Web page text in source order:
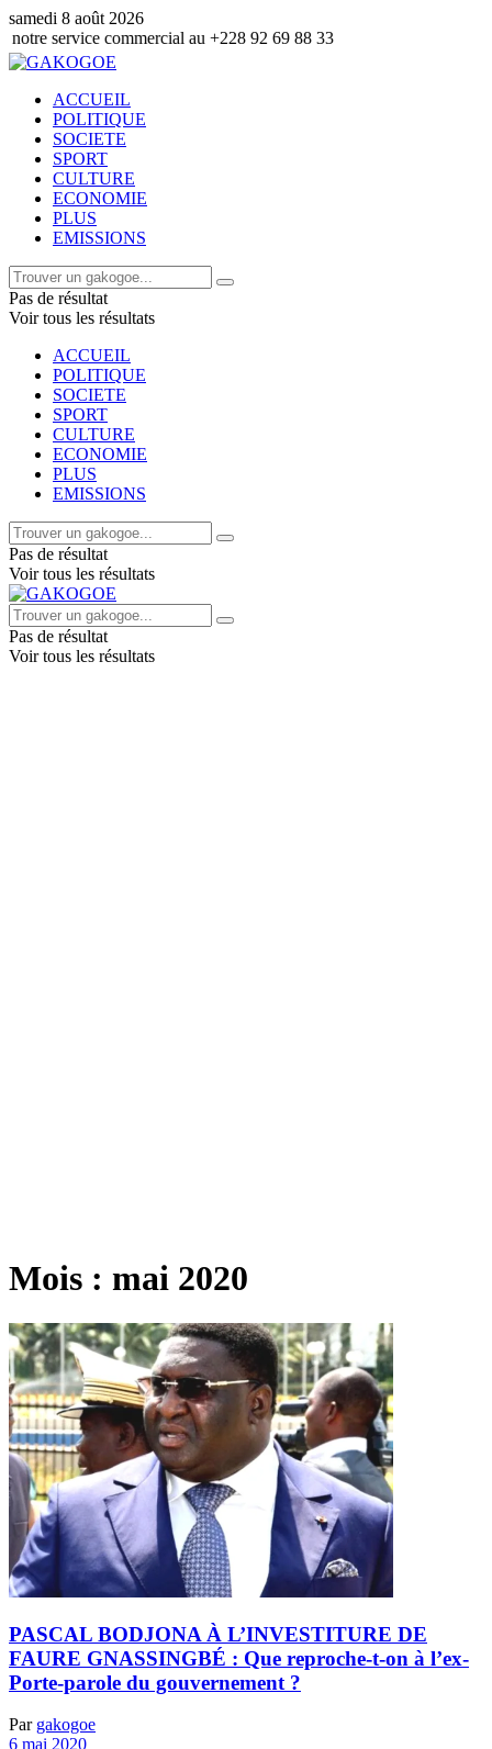
samedi 8 août 2026
au +228 92 69 88 33
ACCUEIL
POLITIQUE
SOCIETE
SPORT
CULTURE
ECONOMIE
PLUS
EMISSIONS
Pas de résultat
Voir tous les résultats
ACCUEIL
POLITIQUE
SOCIETE
SPORT
CULTURE
ECONOMIE
PLUS
EMISSIONS
Pas de résultat
Voir tous les résultats
Pas de résultat
Voir tous les résultats
Mois : mai 2020
PASCAL BODJONA À L’INVESTITURE DE
FAURE GNASSINGBÉ : Que reproche-t-on à l’ex-
Porte-parole du gouvernement ?
Par gakogoe
6 mai 2020